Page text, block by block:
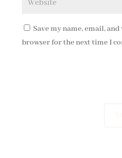
Save my name, email,
browser for the next time I